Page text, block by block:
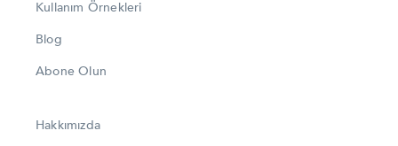
Kullanım Örnekleri
Blog
Abone Olun
Hakkımızda